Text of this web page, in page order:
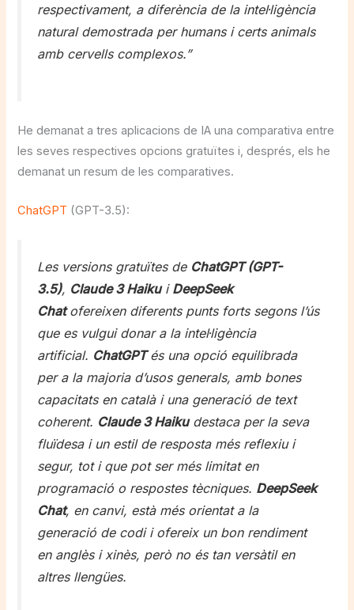
respectivament, a diferència de la intel·ligència
natural demostrada per humans i certs animals
amb cervells complexos.”
He demanat a tres aplicacions de IA una comparativa entre
les seves respectives opcions gratuïtes i, després, els he
demanat un resum de les comparatives.
ChatGPT (GPT-3.5):
Les versions gratuïtes de ChatGPT (GPT-
3.5), Claude 3 Haikui DeepSeek
Chatofereixen diferents punts forts segons l’ús
que es vulgui donar a la intel·ligència
artificial. ChatGPTés una opció equilibrada
per a la majoria d’usos generals, amb bones
capacitats en català i una generació de text
coherent. Claude 3 Haikudestaca per la seva
fluïdesa i un estil de resposta més reflexiu i
segur, tot i que pot ser més limitat en
programació o respostes tècniques. DeepSeek
Chat, en canvi, està més orientat a la
generació de codi i ofereix un bon rendiment
en anglès i xinès, però no és tan versàtil en
altres llengües.